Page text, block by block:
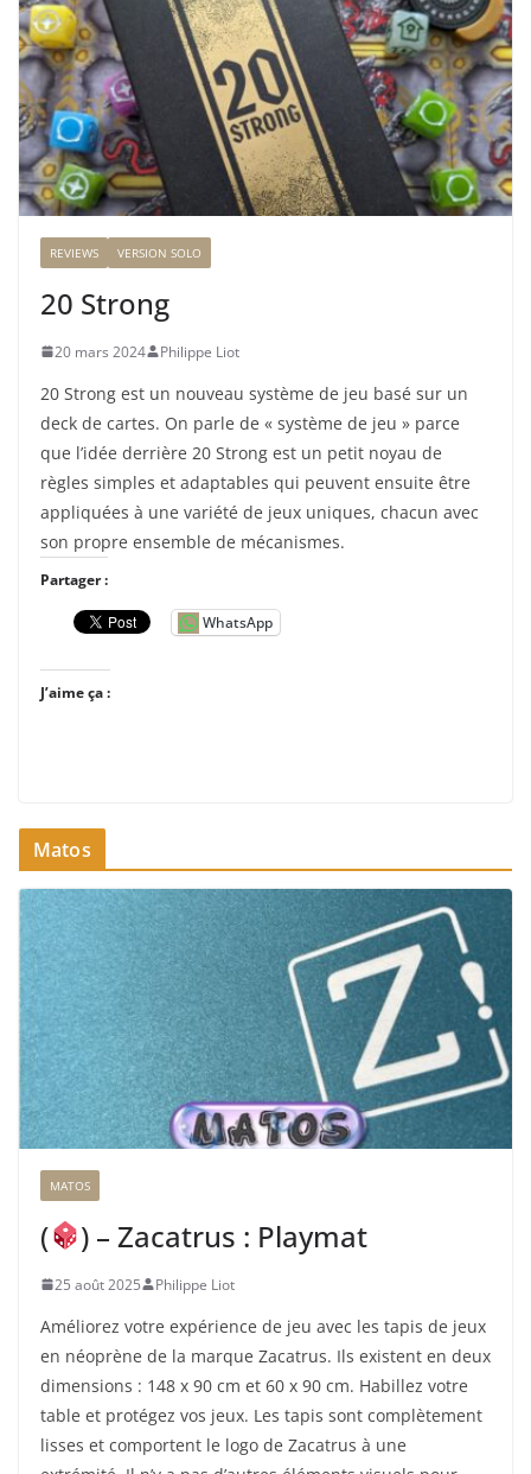
REVIEWS VERSION SOLO
20 Strong
20 mars 2024 Philippe Liot
20 Strong est un nouveau système de jeu basé sur un
deck de cartes. On parle de « système de jeu » parce
que l’idée derrière 20 Strong est un petit noyau de
règles simples et adaptables qui peuvent ensuite être
appliquées à une variété de jeux uniques, chacun avec
son propre ensemble de mécanismes.
Partager :
WhatsApp
J’aime ça :
Matos
MATOS
( ) – Zacatrus : Playmat
25 août 2025 Philippe Liot
Améliorez votre expérience de jeu avec les tapis de jeux
en néoprène de la marque Zacatrus. Ils existent en deux
dimensions : 148 x 90 cm et 60 x 90 cm. Habillez votre
table et protégez vos jeux. Les tapis sont complètement
lisses et comportent le logo de Zacatrus à une